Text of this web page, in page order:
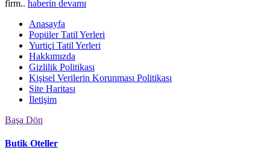
firm.. haberin devamı
Anasayfa
Popüler Tatil Yerleri
Yurtiçi Tatil Yerleri
Hakkımızda
Gizlilik Politikası
Kişisel Verilerin Korunması Politikası
Site Haritası
İletişim
Başa Dön
Butik Oteller